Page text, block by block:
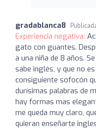
gradablanca8
Experiencia negativa:
gato con guantes.
a una niña de 8 años.
sabe inglés, y que no
consiguiente sofocón
durísimas palabras de
hay formas mas
me queda muy claro,
quieran enseñarte